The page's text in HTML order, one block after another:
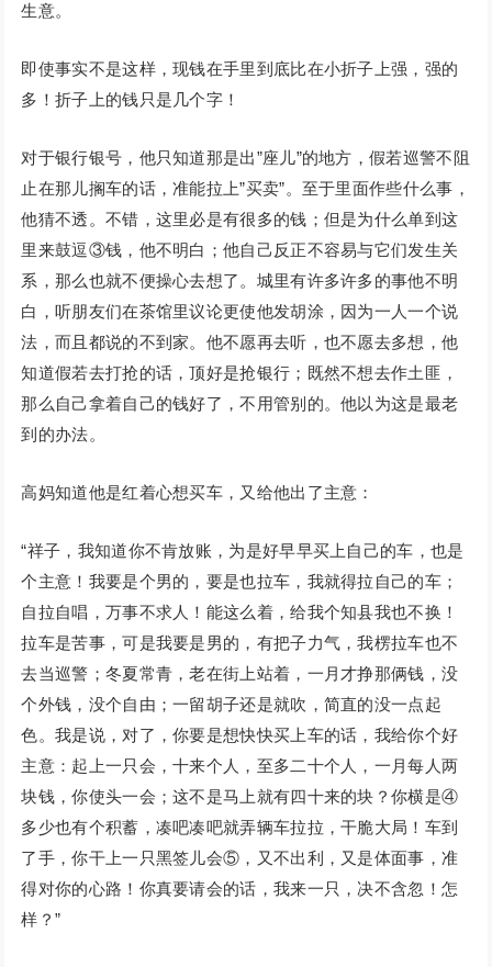
生意。
即使事实不是这样，现钱在手里到底比在小折子上强，强的
多！折子上的钱只是几个字！
对于银行银号，他只知道那是出”座儿”的地方，假若巡警不阻
止在那儿搁车的话，准能拉上”买卖”。至于里面作些什么事，
他猜不透。不错，这里必是有很多的钱；但是为什么单到这
里来鼓逗③钱，他不明白；他自己反正不容易与它们发生关
系，那么也就不便操心去想了。城里有许多许多的事他不明
白，听朋友们在茶馆里议论更使他发胡涂，因为一人一个说
法，而且都说的不到家。他不愿再去听，也不愿去多想，他
知道假若去打抢的话，顶好是抢银行；既然不想去作土匪，
那么自己拿着自己的钱好了，不用管别的。他以为这是最老
到的办法。
高妈知道他是红着心想买车，又给他出了主意：
“祥子，我知道你不肯放账，为是好早早买上自己的车，也是
个主意！我要是个男的，要是也拉车，我就得拉自己的车；
自拉自唱，万事不求人！能这么着，给我个知县我也不换！
拉车是苦事，可是我要是男的，有把子力气，我楞拉车也不
去当巡警；冬夏常青，老在街上站着，一月才挣那俩钱，没
个外钱，没个自由；一留胡子还是就吹，简直的没一点起
色。我是说，对了，你要是想快快买上车的话，我给你个好
主意：起上一只会，十来个人，至多二十个人，一月每人两
块钱，你使头一会；这不是马上就有四十来的块？你横是④
多少也有个积蓄，凑吧凑吧就弄辆车拉拉，干脆大局！车到
了手，你干上一只黑签儿会⑤，又不出利，又是体面事，准
得对你的心路！你真要请会的话，我来一只，决不含忽！怎
样？”